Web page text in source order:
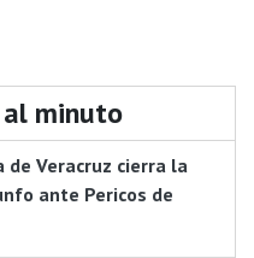
minuto
de Veracruz cierra la
ante Pericos de